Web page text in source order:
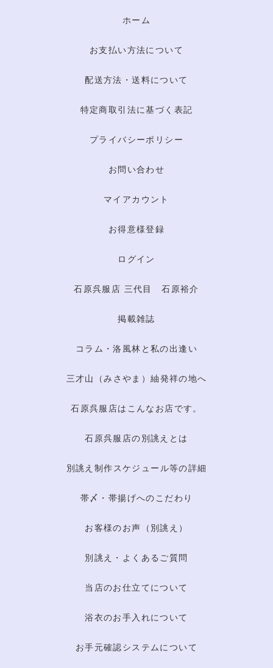
ホーム
お支払い方法について
配送方法・送料について
特定商取引法に基づく表記
プライバシーポリシー
お問い合わせ
マイアカウント
お得意様登録
ログイン
石原呉服店 三代目 石原裕介
掲載雑誌
コラム・洛風林と私の出逢い
三才山（みさやま）紬発祥の地へ
石原呉服店はこんなお店です。
石原呉服店の別誂えとは
別誂え制作スケジュール等の詳細
帯〆・帯揚げへのこだわり
お客様のお声（別誂え）
別誂え・よくあるご質問
当店のお仕立てについて
浴衣のお手入れについて
お手元確認システムについて